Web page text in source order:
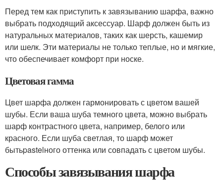
Перед тем как приступить к завязыванию шарфа, важно
выбрать подходящий аксессуар. Шарф должен быть из
натуральных материалов, таких как шерсть, кашемир
или шелк. Эти материалы не только теплые, но и мягкие,
что обеспечивает комфорт при носке.
Цветовая гамма
Цвет шарфа должен гармонировать с цветом вашей
шубы. Если ваша шуба темного цвета, можно выбрать
шарф контрастного цвета, например, белого или
красного. Если шуба светлая, то шарф может
бытьpastelного оттенка или совпадать с цветом шубы.
Способы завязывания шарфа